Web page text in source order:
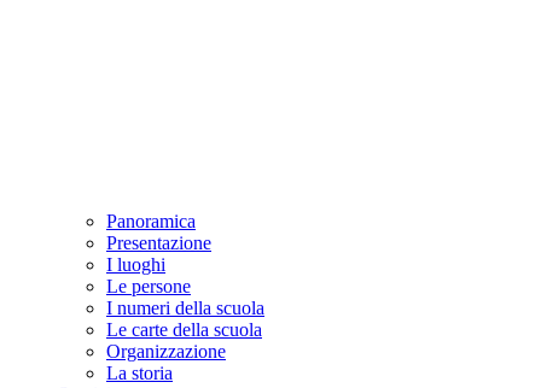
Panoramica
Presentazione
I luoghi
Le persone
I numeri della scuola
Le carte della scuola
Organizzazione
La storia